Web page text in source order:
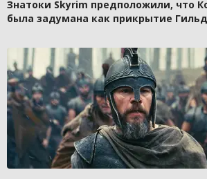
Знатоки Skyrim предположили, что
была задумана как прикрытие